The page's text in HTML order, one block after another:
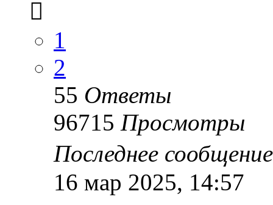
1
2
55 Ответы
96715 Просмотры
Последнее
16 мар 2025, 14:57